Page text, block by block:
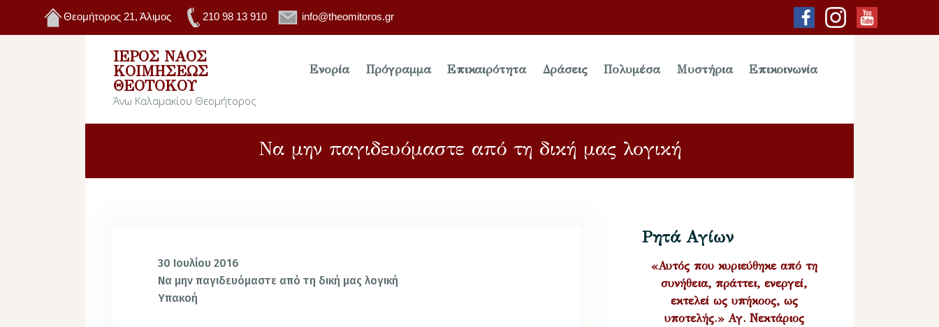
Θεομήτορος 21, Άλιμος 210 98 13 910 info@theomitoros.gr
ΙΕΡΌΣ ΝΑΌΣ
ΚΟΙΜΉΣΕΩΣ
ΘΕΟΤΌΚΟΥ
Άνω Καλαμακίου Θεομήτορος
Ενορία Πρόγραμμα Επικαιρότητα Δράσεις Πολυμέσα Μυστήρια Επικοινωνία
Να μην παγιδευόμαστε από τη δική μας λογική
30 Ιουλίου 2016
Να μην παγιδευόμαστε από τη δική μας λογική
Υπακοή
Ρητά Αγίων
«Αυτός που κυριεύθηκε από τη
συνήθεια, πράττει, ενεργεί,
εκτελεί ως υπήκοος, ως
υποτελής.» Αγ. Νεκτάριος